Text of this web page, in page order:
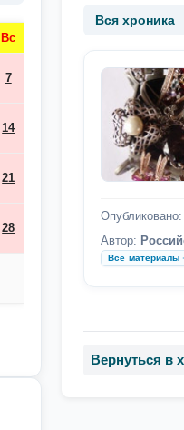
Вс
7
14
21
28
Вся хроника
Автор:
Все материалы
Вернуться в